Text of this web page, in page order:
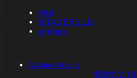
МЫ
ВЛАДЕЛЬЦЫ
отделы
Свяжитесь с
繁體中文 | ¥